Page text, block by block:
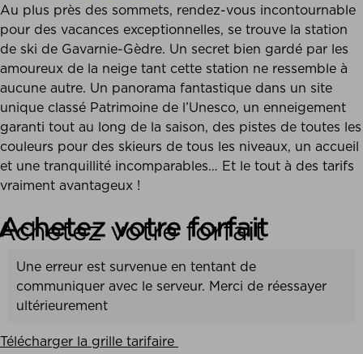
Au plus près des sommets, rendez-vous incontournable
pour des vacances exceptionnelles, se trouve la station
de ski de Gavarnie-Gèdre. Un secret bien gardé par les
amoureux de la neige tant cette station ne ressemble à
aucune autre. Un panorama fantastique dans un site
unique classé Patrimoine de l’Unesco, un enneigement
garanti tout au long de la saison, des pistes de toutes les
couleurs pour des skieurs de tous les niveaux, un accueil
et une tranquillité incomparables… Et le tout à des tarifs
vraiment avantageux !
Achetez votre forfait
Une erreur est survenue en tentant de
communiquer avec le serveur. Merci de réessayer
ultérieurement
Télécharger la grille tarifaire